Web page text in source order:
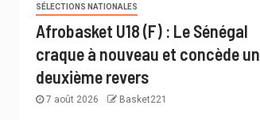
SÉLECTIONS NATIONALES
Afrobasket U18 (F) : Le Sénégal
craque à nouveau et concède un
deuxième revers
7 août 2026 Basket221